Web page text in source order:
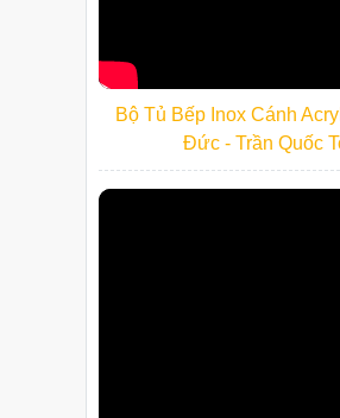
Bộ Tủ Bếp Inox Cánh
Đức - Trần Quốc